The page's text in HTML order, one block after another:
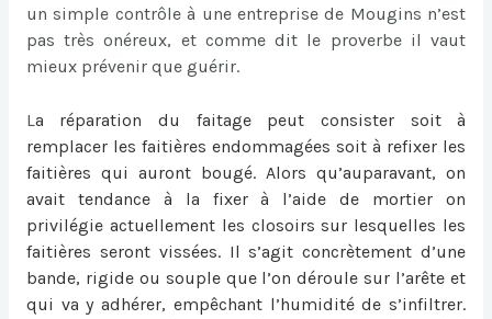
un simple contrôle à une entreprise de Mougins n’est
pas très onéreux, et comme dit le proverbe il vaut
mieux prévenir que guérir.
La réparation du faitage peut consister soit à
remplacer les faitières endommagées soit à refixer les
faitières qui auront bougé. Alors qu’auparavant, on
avait tendance à la fixer à l’aide de mortier on
privilégie actuellement les closoirs sur lesquelles les
faitières seront vissées. Il s’agit concrètement d’une
bande, rigide ou souple que l’on déroule sur l’arête et
qui va y adhérer, empêchant l’humidité de s’infiltrer.